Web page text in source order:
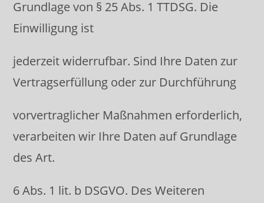
Grundlage von § 25 Abs. 1 TTDSG. Die
Einwilligung ist
jederzeit widerrufbar. Sind Ihre Daten zur
Vertragserfüllung oder zur Durchführung
vorvertraglicher Maßnahmen erforderlich,
verarbeiten wir Ihre Daten auf Grundlage
des Art.
6 Abs. 1 lit. b DSGVO. Des Weiteren